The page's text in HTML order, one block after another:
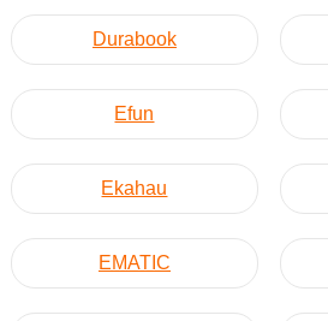
Durabook
Efun
Ekahau
EMATIC